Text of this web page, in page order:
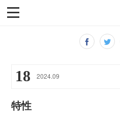
18 2024.09
特性